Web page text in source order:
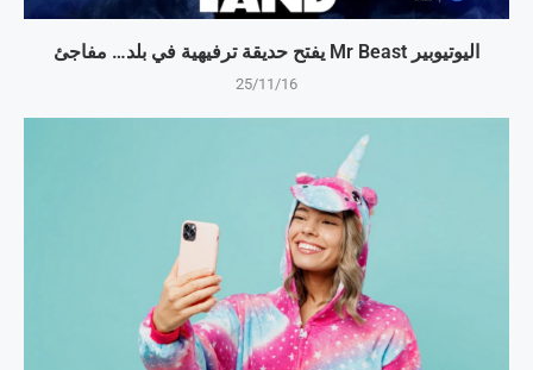
اليوتيوبير Mr Beast يفتح حديقة ترفيهية في بلد… مفاجئ
25/11/16